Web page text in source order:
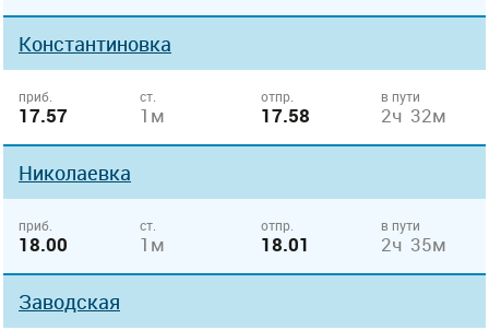
Константиновка
приб.
17.57
ст.
1м
отпр.
17.58
в пути
2ч 32м
Николаевка
приб.
18.00
ст.
1м
отпр.
18.01
в пути
2ч 35м
Заводская